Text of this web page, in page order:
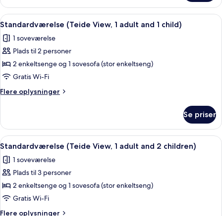
child)
(Teide
View,
2
and
Indlæs
alle
billeder
af
Standardværelse
(Teide
View,
1
and
child)
Et værelse med et træspisebord, lilla
4
Standardværelse (Teide View, 1 adult and 1 child)
1 soveværelse
Plads til 2 personer
2 enkeltsenge og 1 sovesofa (stor enkeltseng)
Gratis Wi-Fi
Flere oplysninger
Flere
(Teide
View,
1
and
Se priser
Indlæs
alle
billeder
af
Standardværelse
(Teide
View,
Et værelse med et træspisebord, lilla
4
Standardværelse (Teide View, 1 adult and 2 children)
1 soveværelse
Plads til 3 personer
2 enkeltsenge og 1 sovesofa (stor enkeltseng)
Gratis Wi-Fi
Flere oplysninger
Flere